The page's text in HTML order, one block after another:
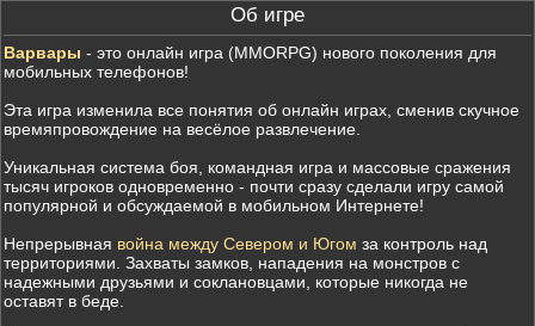
Об игре
Варвары - это онлайн игра (MMORPG) нового поколения для
мобильных телефонов!
Эта игра изменила все понятия об онлайн играх, сменив скучное
времяпровождение на весёлое развлечение.
Уникальная система боя, командная игра и массовые сражения
тысяч игроков одновременно - почти сразу сделали игру самой
популярной и обсуждаемой в мобильном Интернете!
Непрерывная война между Севером и Югом за контроль над
территориями. Захваты замков, нападения на монстров с
надежными друзьями и соклановцами, которые никогда не
оставят в беде.